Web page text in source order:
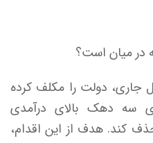
در میان است؟
جاری، دولت را مکلف کرده
سه دهک بالای درآمدی
کند. هدف از این اقدام،